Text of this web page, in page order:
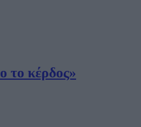
το κέρδος»